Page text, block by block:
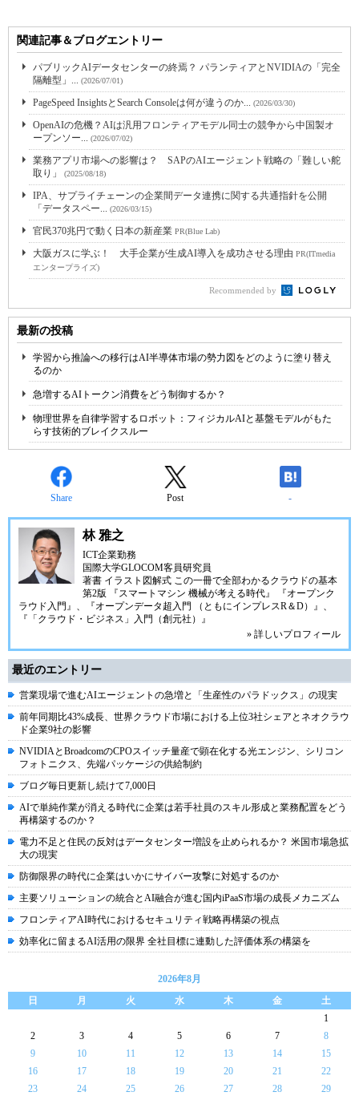
関連記事＆ブログエントリー
パブリックAIデータセンターの終焉？ パランティアとNVIDIAの「完全
隔離型」...
(2026/07/01)
PageSpeed InsightsとSearch Consoleは何が違うのか... (2026/03/30)
OpenAIの危機？AIは汎用フロンティアモデル同士の競争から中国製オ
ープンソー...
(2026/07/02)
業務アプリ市場への影響は？ SAPのAIエージェント戦略の「難しい舵
取り」
(2025/08/18)
IPA、サプライチェーンの企業間データ連携に関する共通指針を公開
「データスペー...
(2026/03/15)
官民370兆円で動く日本の新産業 PR(Blue Lab)
大阪ガスに学ぶ！ 大手企業が生成AI導入を成功させる理由 PR(ITmedia
エンタープライズ)
Recommended by
最新の投稿
学習から推論への移行はAI半導体市場の勢力図をどのように塗り替え
るのか
急増するAIトークン消費をどう制御するか？
物理世界を自律学習するロボット：フィジカルAIと基盤モデルがもた
らす技術的ブレイクスルー
Share Post -
林 雅之
ICT企業勤務
国際大学GLOCOM客員研究員
著書 イラスト図解式 この一冊で全部わかるクラウドの基本
第2版
『スマートマシン 機械が考える時代』
『オープンク
ラウド入門』 、 『オープンデータ超入門 （ともにインプレスR＆D）』 、
『「クラウド・ビジネス」入門（創元社）』
» 詳しいプロフィール
最近のエントリー
営業現場で進むAIエージェントの急増と「生産性のパラドックス」の現実
前年同期比43%成長、世界クラウド市場における上位3社シェアとネオクラウ
ド企業9社の影響
NVIDIAとBroadcomのCPOスイッチ量産で顕在化する光エンジン、シリコン
フォトニクス、先端パッケージの供給制約
ブログ毎日更新し続けて7,000日
AIで単純作業が消える時代に企業は若手社員のスキル形成と業務配置をどう
再構築するのか？
電力不足と住民の反対はデータセンター増設を止められるか？ 米国市場急拡
大の現実
防御限界の時代に企業はいかにサイバー攻撃に対処するのか
主要ソリューションの統合とAI融合が進む国内iPaaS市場の成長メカニズム
フロンティアAI時代におけるセキュリティ戦略再構築の視点
効率化に留まるAI活用の限界 全社目標に連動した評価体系の構築を
2026年8月
日
月 火 水 木 金
土
1
2
3 4 5 6 7
8
9
10 11 12 13 14
15
16
17 18 19 20 21
22
23
24 25 26 27 28
29